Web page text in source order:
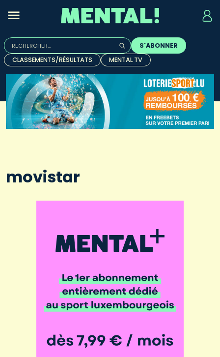
Rechercher :
Quand les résultats de l'auto-complétion sont
S'ABONNER
CLASSEMENTS/RÉSULTATS
MENTAL TV
movistar